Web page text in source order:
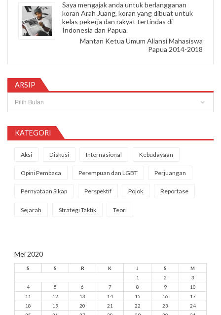
Saya mengajak anda untuk berlangganan
koran Arah Juang, koran yang dibuat untuk
kelas pekerja dan rakyat tertindas di
Indonesia dan Papua.
Mantan Ketua Umum Aliansi Mahasiswa
Papua 2014-2018
ARSIP
KATEGORI
Aksi Diskusi Internasional Kebudayaan
Opini Pembaca Perempuan dan LGBT Perjuangan
Pernyataan Sikap Perspektif Pojok Reportase
Sejarah Strategi Taktik Teori
Mei 2020
S S R K J S
M
1
2
3
4
5 6 7 8 9
10
11
12 13 14 15 16
17
18
19 20 21 22 23
24